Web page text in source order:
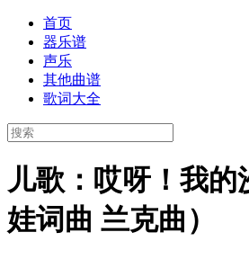
首页
器乐谱
声乐
其他曲谱
歌词大全
儿歌：哎呀！我的
娃词曲 兰克曲）